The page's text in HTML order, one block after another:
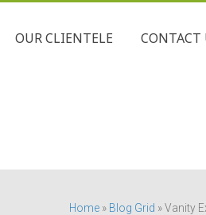
OUR CLIENTELE CONTACT
Home » Blog Grid »Vanity